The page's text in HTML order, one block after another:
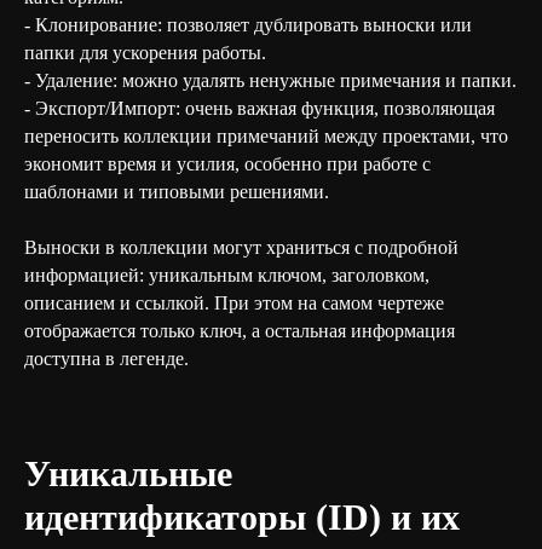
- Клонирование: позволяет дублировать выноски или
папки для ускорения работы.
- Удаление: можно удалять ненужные примечания и папки.
- Экспорт/Импорт: очень важная функция, позволяющая
переносить коллекции примечаний между проектами, что
экономит время и усилия, особенно при работе с
шаблонами и типовыми решениями.
Выноски в коллекции могут храниться с подробной
информацией: уникальным ключом, заголовком,
описанием и ссылкой. При этом на самом чертеже
отображается только ключ, а остальная информация
доступна в легенде.
Уникальные
идентификаторы (ID) и их